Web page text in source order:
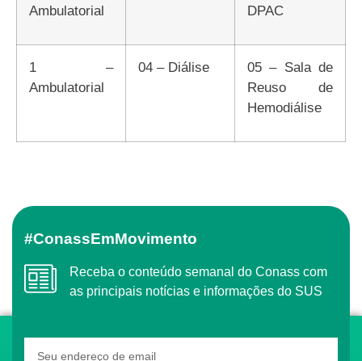
Ambulatorial
DPAC
1 –
Ambulatorial
04 – Diálise
05 – Sala de
Reuso de
Hemodiálise
#ConassEmMovimento
Receba o conteúdo semanal do Conass com
as principais notícias e informações do SUS